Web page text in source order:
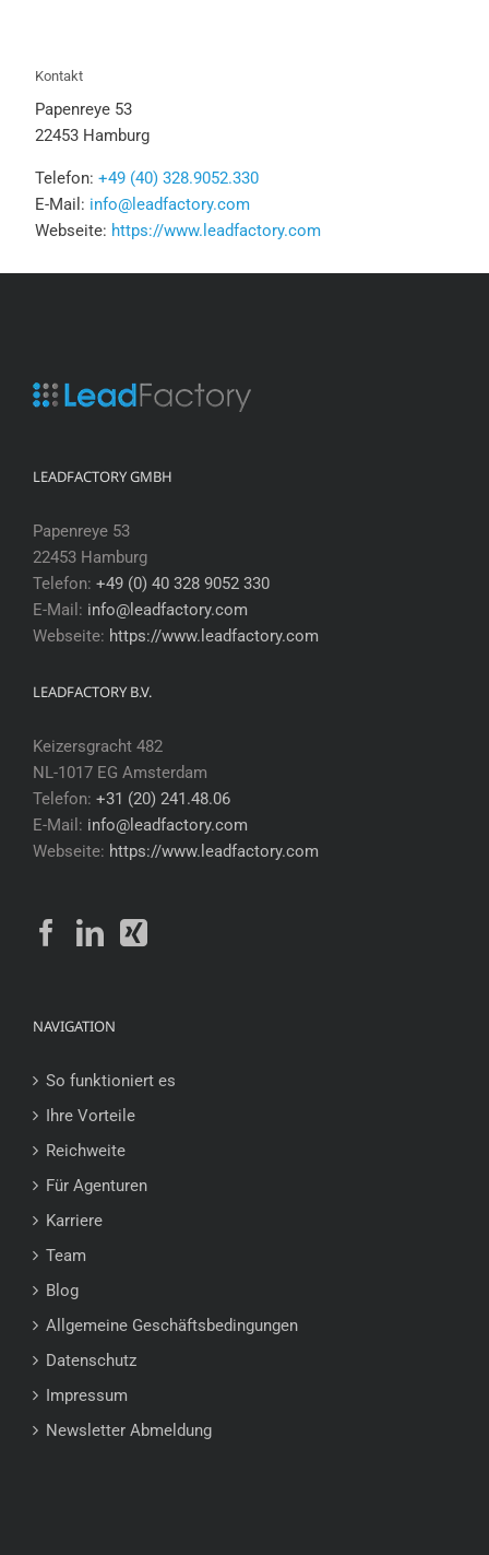
Kontakt
Papenreye 53
22453 Hamburg
Telefon: +49 (40) 328.9052.330
E-Mail: info@leadfactory.com
Webseite: https://www.leadfactory.com
LEADFACTORY GMBH
Papenreye 53
22453 Hamburg
Telefon: +49 (0) 40 328 9052 330
E-Mail: info@leadfactory.com
Webseite: https://www.leadfactory.com
LEADFACTORY B.V.
Keizersgracht 482
NL-1017 EG Amsterdam
Telefon: +31 (20) 241.48.06
E-Mail: info@leadfactory.com
Webseite: https://www.leadfactory.com
NAVIGATION
So funktioniert es
Ihre Vorteile
Reichweite
Für Agenturen
Karriere
Team
Blog
Allgemeine Geschäftsbedingungen
Datenschutz
Impressum
Newsletter Abmeldung